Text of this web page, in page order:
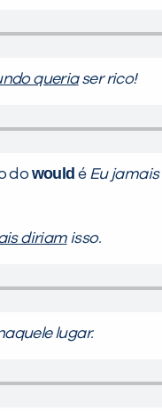
queriaser rico!
do would é Eu
diriamisso.
lugar.